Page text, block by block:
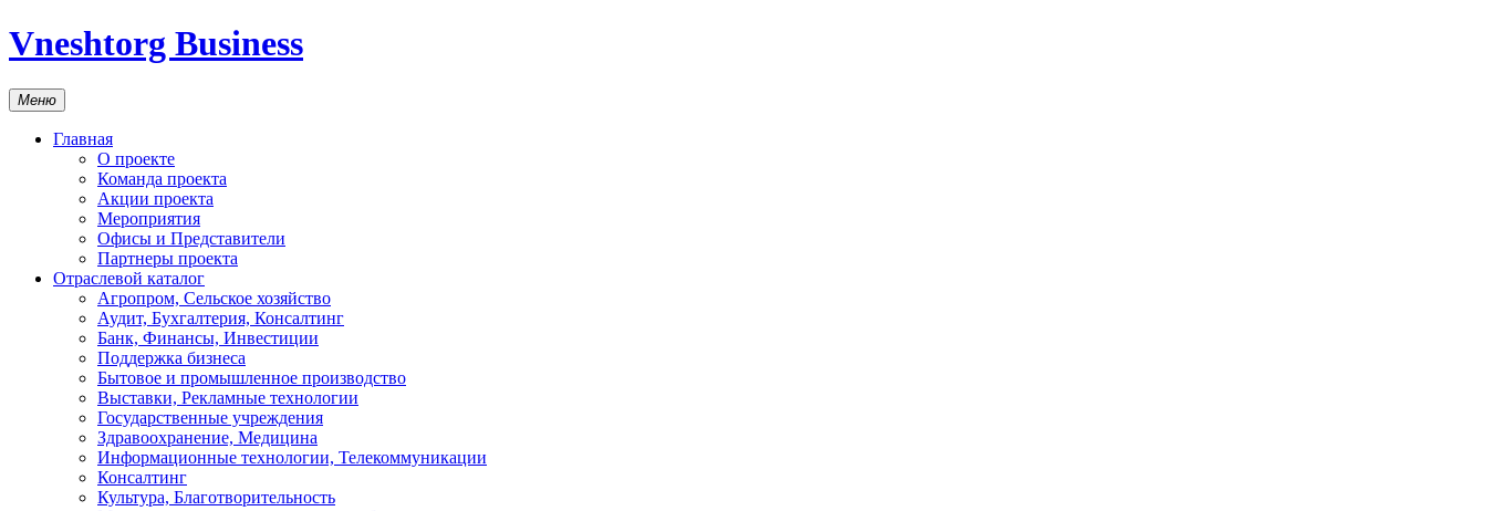
Vneshtorg Business
Меню
Главная
О проекте
Команда проекта
Акции проекта
Мероприятия
Офисы и Представители
Партнеры проекта
Отраслевой каталог
Агропром, Сельское хозяйство
Аудит, Бухгалтерия, Консалтинг
Банк, Финансы, Инвестиции
Поддержка бизнеса
Бытовое и промышленное производство
Выставки, Рекламные технологии
Государственные учреждения
Здравоохранение, Медицина
Информационные технологии, Телекоммуникации
Консалтинг
Культура, Благотворительность